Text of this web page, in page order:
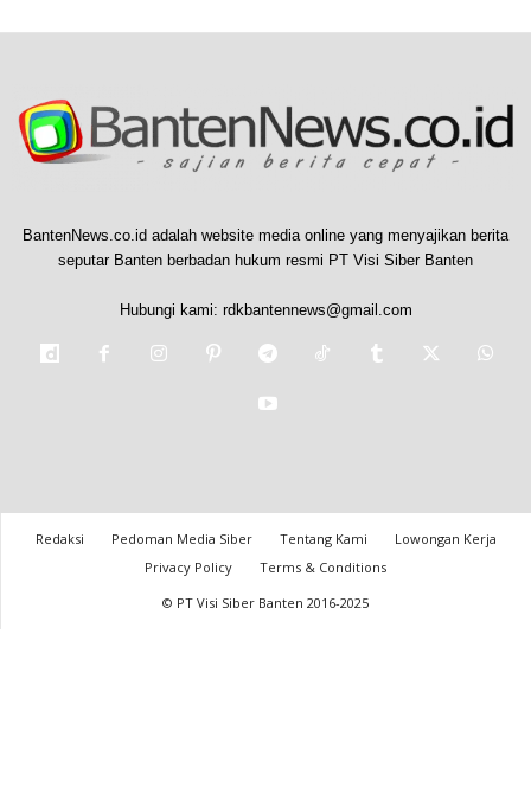
BantenNews.co.id adalah website media online yang menyajikan berita
seputar Banten berbadan hukum resmi PT Visi Siber Banten
Hubungi kami: rdkbantennews@gmail.com
Redaksi Pedoman Media Siber Tentang Kami
Lowongan Kerja
Privacy Policy
Terms & Conditions
© PT Visi Siber Banten 2016-2025